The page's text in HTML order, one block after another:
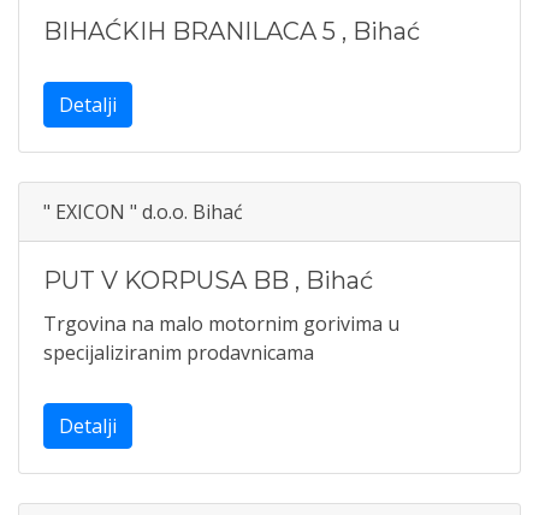
BIHAĆKIH BRANILACA 5 , Bihać
Detalji
" EXICON " d.o.o. Bihać
PUT V KORPUSA BB , Bihać
Trgovina na malo motornim gorivima u
specijaliziranim prodavnicama
Detalji